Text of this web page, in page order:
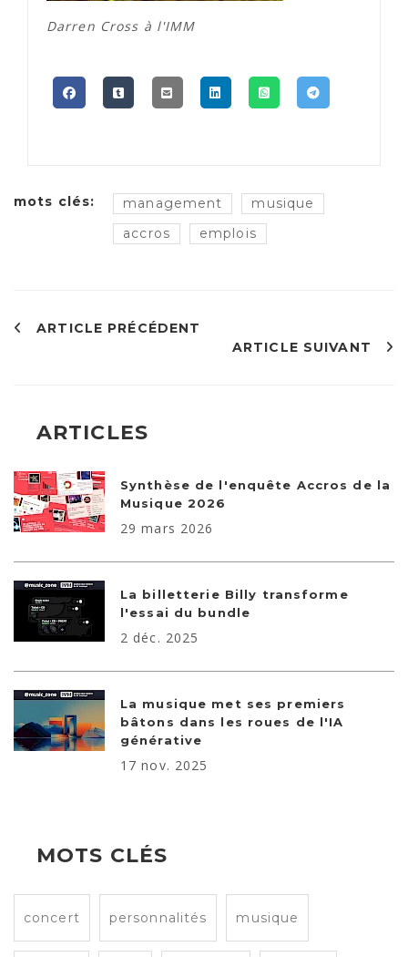
Darren Cross à l'IMM
mots clés: management
musique
accros
emplois
ARTICLE PRÉCÉDENT
ARTICLE SUIVANT
ARTICLES
Synthèse de l'enquête Accros de la
Musique 2026
29 mars 2026
La billetterie Billy transforme
l'essai du bundle
2 déc. 2025
La musique met ses premiers
bâtons dans les roues de l'IA
générative
17 nov. 2025
MOTS CLÉS
concert personnalités musique